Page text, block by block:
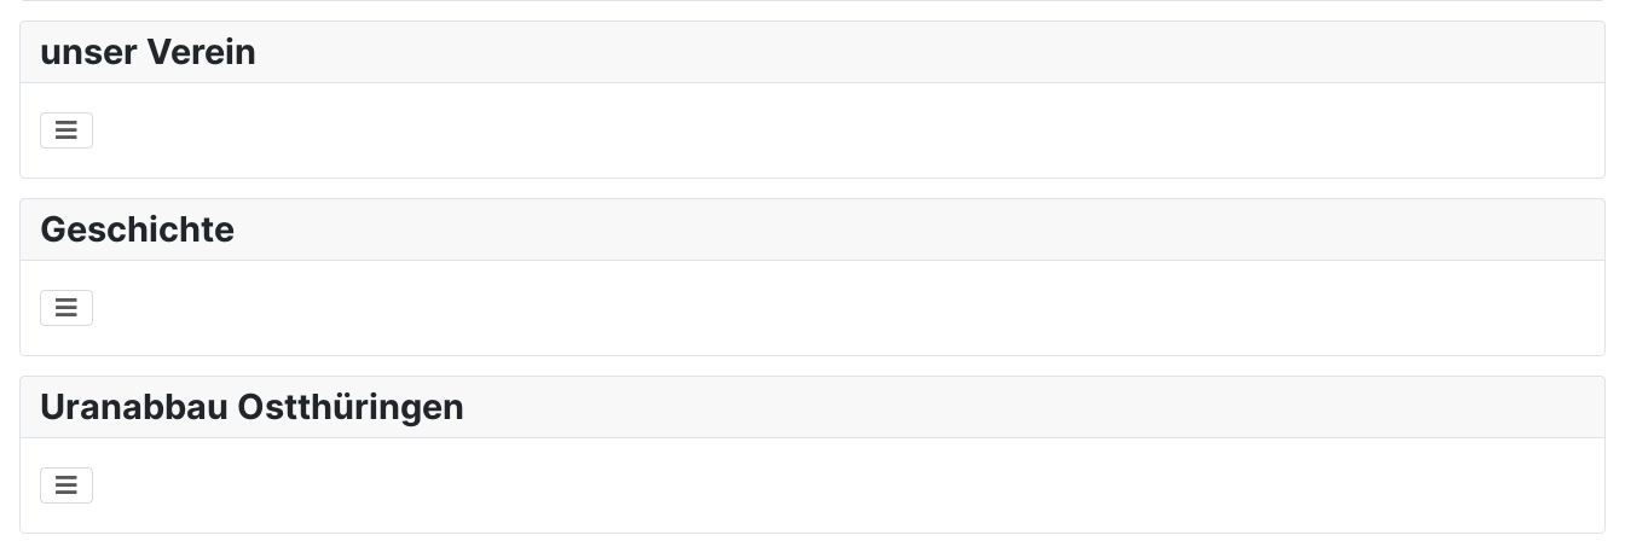
unser Verein
Geschichte
Uranabbau Ostthüringen